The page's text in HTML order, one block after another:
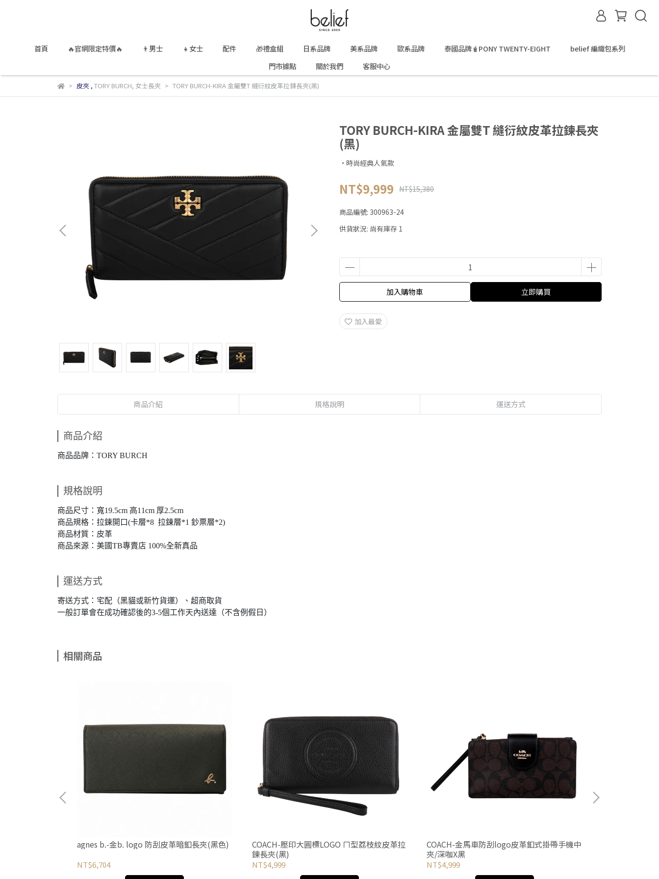
首頁 🔥官網限定特價🔥 👨男士 👧女士 配件 🎁禮盒組 日系品牌 美系品牌 歐系品牌 泰國品牌🧋PONY TWENTY-EIGHT
belief 編織包系列
門市據點
關於我們 客服中心
皮夾, TORY BURCH, 女士長夾 TORY BURCH-KIRA 金屬雙T 縫衍紋皮革拉鍊長夾(黑)
TORY BURCH-KIRA 金屬雙T 縫衍紋皮革拉鍊長夾
(黑)
·時尚經典人氣款
NT$9,999 NT$15,380
商品編號: 300963-24
供貨狀況: 尚有庫存 1
加入購物車 立即購買
加入最愛
商品介紹 規格說明 運送方式
商品介紹
商品品牌：TORY BURCH
規格說明
商品尺寸：寬19.5cm 高11cm 厚2.5cm
商品規格：拉鍊開口(卡層*8 拉鍊層*1 鈔票層*2)
商品材質：皮革
商品來源：美國TB專賣店 100%全新真品
運送方式
寄送方式：宅配（黑貓或新竹貨運）、超商取貨
一般訂單會在成功確認後的3-5個工作天內送達（不含例假日）
相關商品
agnes b.-金b. logo 防刮皮革暗釦長夾(黑色)
NT$6,704
COACH-壓印大圓標LOGO ㄇ型荔枝紋皮革拉
鍊長夾(黑)
NT$4,999
COACH-金馬車防刮logo皮革釦式掛帶手機中
夾/深咖X黑
NT$4,999